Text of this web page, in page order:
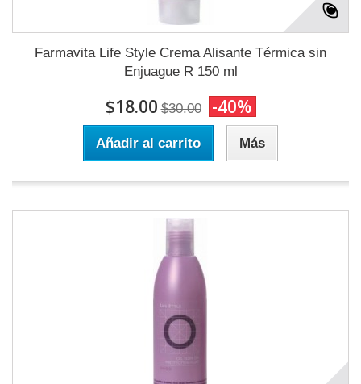
Farmavita Life Style Crema Alisante Térmica sin
Enjuague R 150 ml
$18.00 $30.00 -40%
Añadir al carrito Más